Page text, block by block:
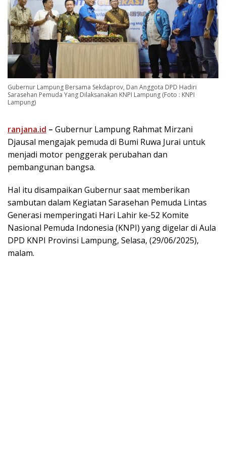
Gubernur Lampung Bersama Sekdaprov, Dan Anggota DPD Hadiri
Sarasehan Pemuda Yang Dilaksanakan KNPI Lampung (Foto : KNPI
Lampung)
ranjana.id – Gubernur Lampung Rahmat Mirzani
Djausal mengajak pemuda di Bumi Ruwa Jurai untuk
menjadi motor penggerak perubahan dan
pembangunan bangsa.
Hal itu disampaikan Gubernur saat memberikan
sambutan dalam Kegiatan Sarasehan Pemuda Lintas
Generasi memperingati Hari Lahir ke-52 Komite
Nasional Pemuda Indonesia (KNPI) yang digelar di Aula
DPD KNPI Provinsi Lampung, Selasa, (29/06/2025),
malam.